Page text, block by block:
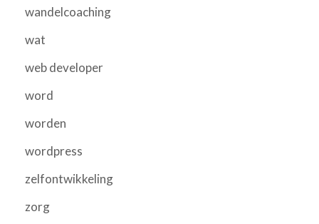
wandelcoaching
wat
web developer
word
worden
wordpress
zelfontwikkeling
zorg